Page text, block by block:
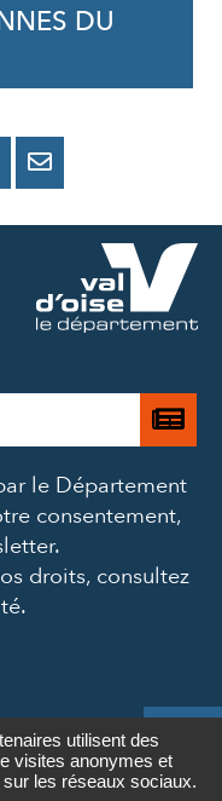
Contact
DU
PARTAGER
MAIL
Je
à
le Département
consentement,
droits, consultez
.
Crédits
utilisent des
visites anonymes et
les réseaux sociaux.